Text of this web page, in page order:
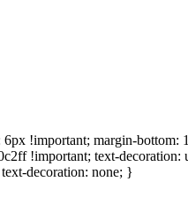
6px !important; margin-
!important; text-decoration:
decoration: none; }